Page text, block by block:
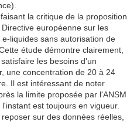
la critique de la proposition
européenne sur les
liquides sans autorisation de
étude démontre clairement,
les besoins d'un
une concentration de 20 à 24
Il est intéressant de noter
la limite proposée par l'ANSM
est toujours en vigueur.
sur des données réelles,